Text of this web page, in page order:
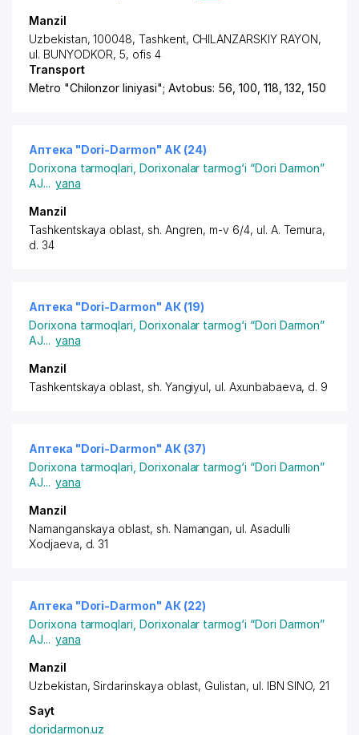
Manzil
Uzbekistan, 100048, Tashkent, CHILANZARSKIY RAYON,
ul. BUNYODKOR, 5, ofis 4
Transport
Metro "Chilonzor liniyasi"; Avtobus: 56, 100, 118, 132, 150
Аптека "Dori-Darmon" АК (24)
Dorixona tarmoqlari Dorixonalar tarmog‘i “Dori Darmon”
AJ... yana
Manzil
Tashkentskaya oblast, sh. Angren, m-v 6/4, ul. A. Temura,
d. 34
Аптека "Dori-Darmon" АК (19)
Dorixona tarmoqlari Dorixonalar tarmog‘i “Dori Darmon”
AJ... yana
Manzil
Tashkentskaya oblast, sh. Yangiyul, ul. Axunbabaeva, d. 9
Аптека "Dori-Darmon" АК (37)
Dorixona tarmoqlari Dorixonalar tarmog‘i “Dori Darmon”
AJ... yana
Manzil
Namanganskaya oblast, sh. Namangan, ul. Asadulli
Xodjaeva, d. 31
Аптека "Dori-Darmon" АК (22)
Dorixona tarmoqlari Dorixonalar tarmog‘i “Dori Darmon”
AJ... yana
Manzil
Uzbekistan, Sirdarinskaya oblast, Gulistan, ul. IBN SINO, 21
Sayt
doridarmon.uz